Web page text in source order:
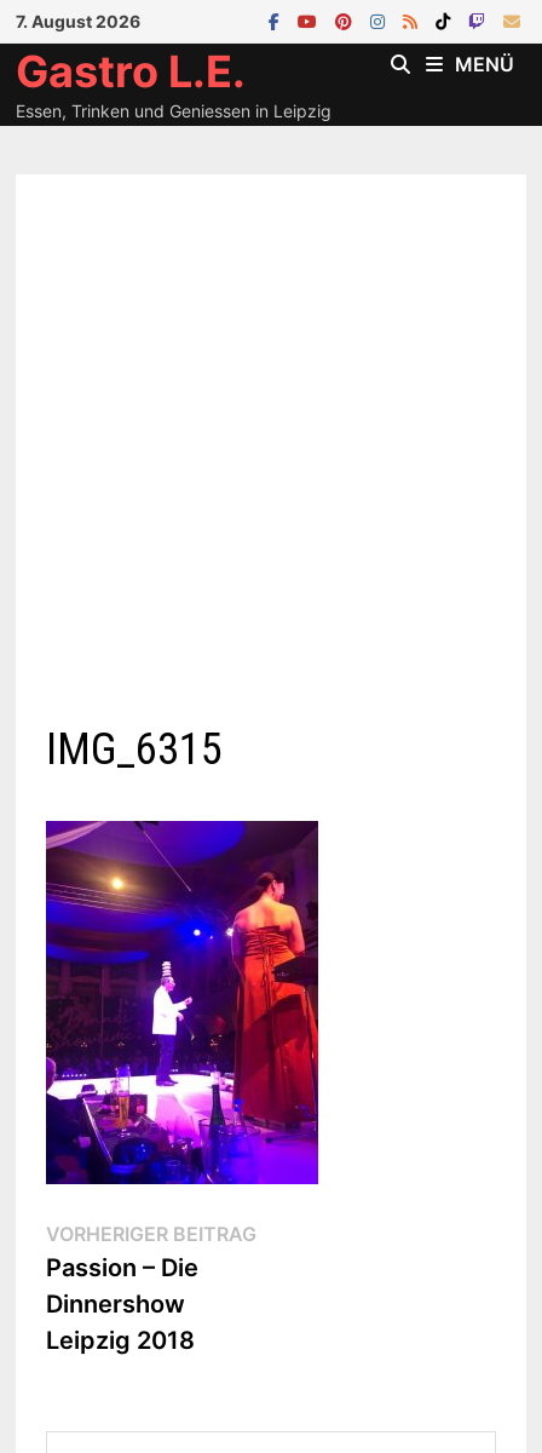
Zum
Inhalt
springen
7. August 2026
Gastro L.E.
Essen, Trinken und Geniessen in Leipzig
MENÜ
IMG_6315
Beitragsnavigation
VORHERIGER BEITRAGVorheriger
Passion – Die
Dinnershow
Leipzig 2018